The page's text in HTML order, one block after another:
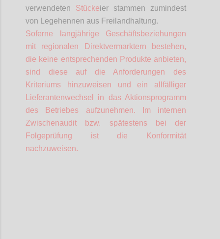
verwendeten Stückeier stammen zumindest
von Legehennen aus Freilandhaltung.
Soferne langjährige Geschäftsbeziehungen
mit regionalen
Direktvermarktern bestehen,
die keine entsprechenden Produkte anbieten,
sind diese auf die Anforderungen des
Kriteriums hinzuweisen und ein allfälliger
Lieferantenwechsel in das Aktionsprogramm
des Betriebes aufzunehmen. Im internen
Zwischenaudit bzw. spätestens bei der
Folgeprüfung ist die Konformität
nachzuweisen.